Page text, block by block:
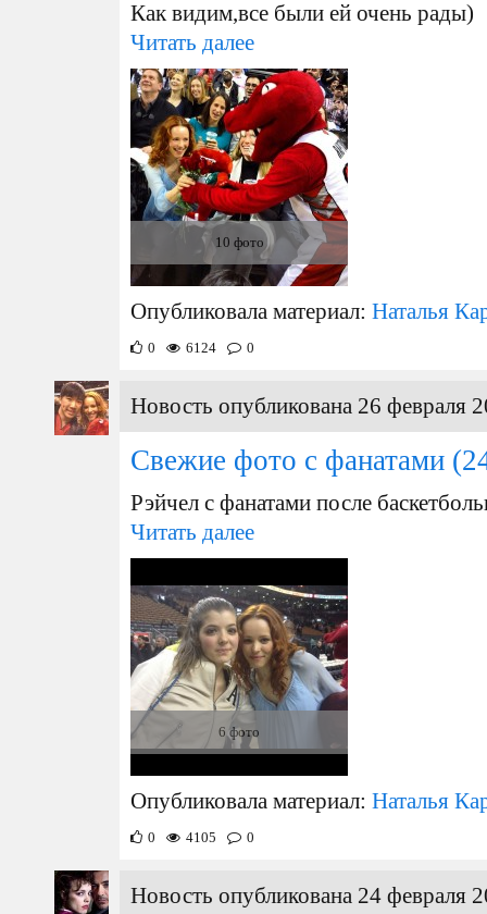
Как видим,все были ей очень рады)
Читать далее
10 фото
Опубликовала материал: Наталья
0 6124 0
Новость опубликована 26 февраля
Свежие фото с фанатами
Рэйчел с фанатами после
Читать далее
6 фото
Опубликовала материал: Наталья
0 4105 0
Новость опубликована 24 февраля